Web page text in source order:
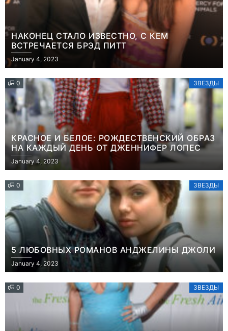
НАКОНЕЦ СТАЛО ИЗВЕСТНО, С КЕМ
ВСТРЕЧАЕТСЯ БРЭД ПИТТ
January 4, 2023
0 ЗВЕЗДЫ
КРАСНОЕ И БЕЛОЕ: РОЖДЕСТВЕНСКИЙ ОБРАЗ
НА КАЖДЫЙ ДЕНЬ ОТ ДЖЕННИФЕР ЛОПЕС
January 4, 2023
0 ЗВЕЗДЫ
5 ЛЮБОВНЫХ РОМАНОВ АНДЖЕЛИНЫ ДЖОЛИ
January 4, 2023
0 ЗВЕЗДЫ